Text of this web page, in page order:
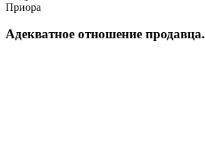
Приора
Адекватное отношение продавца.